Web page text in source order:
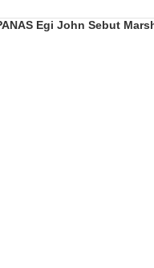
Egi John Sebut